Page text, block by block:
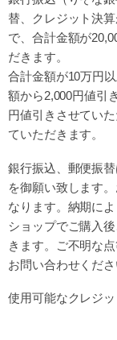
替、クレジット決算
で、合計金額が
だきます。
合計金額が10万円
額から2,000円値引
円値引きさせていた
ていただきます。
銀行振込、郵便振
を御願い致します
なります。 納期に
ショップでご購入
きます。ご不明な
お問い合わ
使用可能なクレジッ